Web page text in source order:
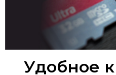
Удобное